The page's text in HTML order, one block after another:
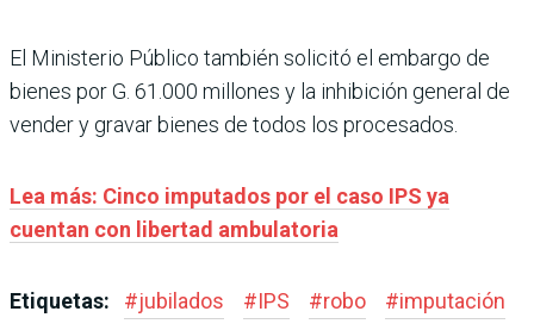
El Ministerio Público también solicitó el embargo de
bienes por G. 61.000 millones y la inhibición general de
vender y gravar bienes de todos los procesados.
Lea más: Cinco imputados por el caso IPS ya
cuentan con libertad ambulatoria
Etiquetas: #jubilados #IPS #robo #imputación